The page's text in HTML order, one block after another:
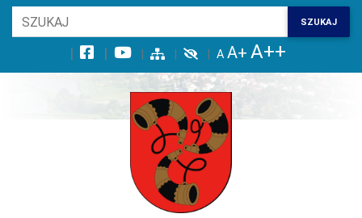
Wróć na początek strony
Przejdź do treści głównej
Przejdź do stopki
Przejdź do menu górnego
Przejdź do mapy serwisu
SZUKAJ